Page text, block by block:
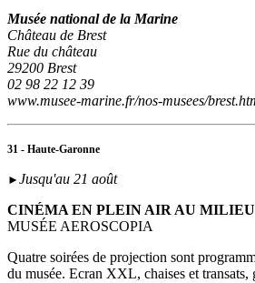
Musée national de la Marine
Château de Brest
Rue du château
29200 Brest
02 98 22 12 39
www.musee-marine.fr/nos-musees/
31 - Haute-Garonne
► Jusqu'au 21 août
CINÉMA EN PLEIN AIR AU MILIEU
MUSÉE AEROSCOPIA
Quatre soirées de projection sont
du musée. Ecran XXL, chaises et transats,